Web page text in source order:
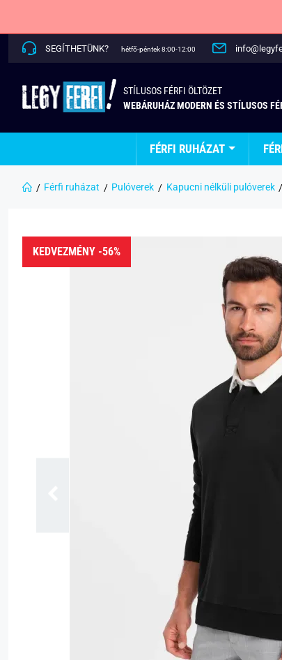
SEGÍTHETÜNK? hétfő-péntek 8:00-12:00
STÍLUSOS FÉRFI ÖLTÖZET
WEBÁRUHÁZ MODERN ÉS STÍLUSOS
FÉRFI RUHÁZAT
Férfi ruházat Pulóverek Kapucni nélküli pulóverek
KEDVEZMÉNY -56%